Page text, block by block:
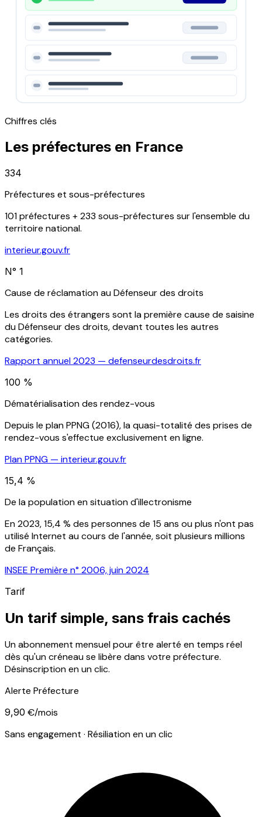
Chiffres clés
Les préfectures en France
334
Préfectures et sous-préfectures
101 préfectures + 233 sous-préfectures sur l'ensemble du
territoire national.
interieur.gouv.fr
N° 1
Cause de réclamation au Défenseur des droits
Les droits des étrangers sont la première cause de saisine
du Défenseur des droits, devant toutes les autres
catégories.
Rapport annuel 2023 — defenseurdesdroits.fr
100 %
Dématérialisation des rendez-vous
Depuis le plan PPNG (2016), la quasi-totalité des prises de
rendez-vous s'effectue exclusivement en ligne.
Plan PPNG — interieur.gouv.fr
15,4 %
De la population en situation d'illectronisme
En 2023, 15,4 % des personnes de 15 ans ou plus n'ont pas
utilisé Internet au cours de l'année, soit plusieurs millions
de Français.
INSEE Première n° 2006, juin 2024
Tarif
Un tarif simple, sans frais cachés
Un abonnement mensuel pour être alerté en temps réel
dès qu'un créneau se libère dans votre préfecture.
Désinscription en un clic.
Alerte Préfecture
9,90 €/mois
Sans engagement · Résiliation en un clic